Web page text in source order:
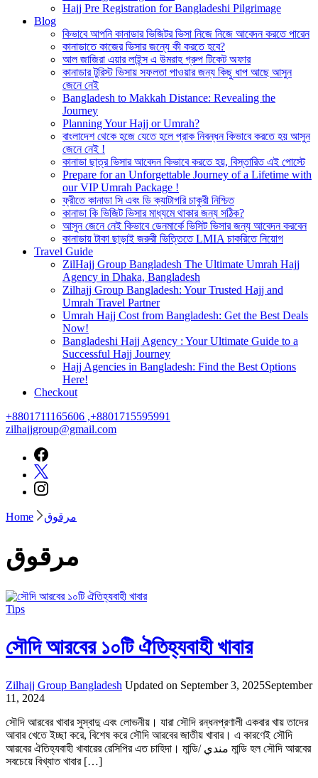
Hajj Pre Registration for Bangladeshi Pilgrimage
Blog
কিভাবে আপনি কানাডার ভিজিটর ভিসা নিজে নিজে আবেদন করতে পারেন
কানাডাতে কাজের ভিসার জন্যে কী করতে হবে?
আল জাজিরা এয়ার লাইন্স এ উমরাহ গ্রুপ টিকেট অফার
কানাডার টুরিস্ট ভিসায় সফলতা পাওয়ার জন্য কিছু ধাপ আছে আসুন
জেনে নেই
Bangladesh to Makkah Distance: Revealing the
Journey
Planning Your Hajj or Umrah?
বাংলাদেশ থেকে হজে যেতে হলে প্রাক নিবন্ধন কিভাবে করতে হয় আসুন
জেনে নেই !
কানাডা ছাত্র ভিসার আবেদন কিভাবে করতে হয়, বিস্তারিত এই পোস্টে
Prepare for an Unforgettable Journey of a Lifetime with
our VIP Umrah Package !
ফ্রীতে কানাডা সি এবং ডি ক্যাটাগরি চাকুরী নিশ্চিত
কানাডা কি ভিজিট ভিসার মাধ্যমে থাকার জন্য সঠিক?
আসুন জেনে নেই কিভাবে ডেনমার্কে ভিসিট ভিসার জন্য আবেদন করবেন
কানাডায় টাকা ছাড়াই জরুরী ভিত্তিতে LMIA চাকরিতে নিয়োগ
Travel Guide
ZilHajj Group Bangladesh The Ultimate Umrah Hajj
Agency in Dhaka, Bangladesh
Zilhajj Group Bangladesh: Your Trusted Hajj and
Umrah Travel Partner
Umrah Hajj Cost from Bangladesh: Get the Best Deals
Now!
Bangladeshi Hajj Agency : Your Ultimate Guide to a
Successful Hajj Journey
Hajj Agencies in Bangladesh: Find the Best Options
Here!
Checkout
+8801711165606 ,+8801715595991
zilhajjgroup@gmail.com
Home مرقوق
مرقوق
Tips
সৌদি আরবের ১০টি ঐতিহ্যবাহী খাবার
Zilhajj Group Bangladesh Updated on September 3, 2025September
11, 2024
সৌদি আরবের খাবার সুস্বাদু এবং লোভনীয়। যারা সৌদি রন্ধনপ্রণালী একবার খায় তাদের
আবার খেতে ইচ্ছা করে, বিশেষ করে সৌদি আরবের জাতীয় খাবার। এ কারণেই সৌদি
আরবের ঐতিহ্যবাহী খাবারের রেসিপির এত চাহিদা। মান্ডি/ مندي মান্ডি হল সৌদি আরবের
সবচেয়ে বিখ্যাত খাবার […]